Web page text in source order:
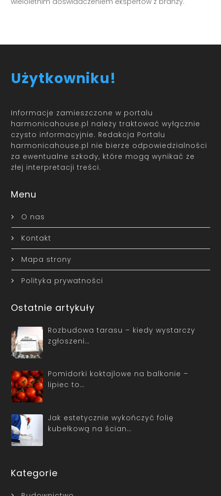
Użytkowniku!
Informacje zamieszczone w portalu
harmonicahouse.pl należy traktować wyłącznie
czysto informacyjnie. Redakcja Portalu
harmonicahouse.pl nie bierze odpowiedzialności
za ewentualne szkody, które mogą wynikać ze
złej interpretacji treści.
Menu
O nas
Kontakt
Mapa strony
Polityka prywatności
Ostatnie artykuły
Rozbudowa tarasu – kiedy wystarczy
zgłoszeni…
Pomidorki koktajlowe na balkonie –
lipiec to…
Jak estetycznie wykończyć folię
kubełkową na ścian…
Kategorie